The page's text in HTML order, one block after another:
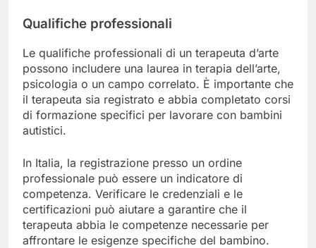
Qualifiche professionali
Le qualifiche professionali di un terapeuta d’arte
possono includere una laurea in terapia dell’arte,
psicologia o un campo correlato. È importante che
il terapeuta sia registrato e abbia completato corsi
di formazione specifici per lavorare con bambini
autistici.
In Italia, la registrazione presso un ordine
professionale può essere un indicatore di
competenza. Verificare le credenziali e le
certificazioni può aiutare a garantire che il
terapeuta abbia le competenze necessarie per
affrontare le esigenze specifiche del bambino.